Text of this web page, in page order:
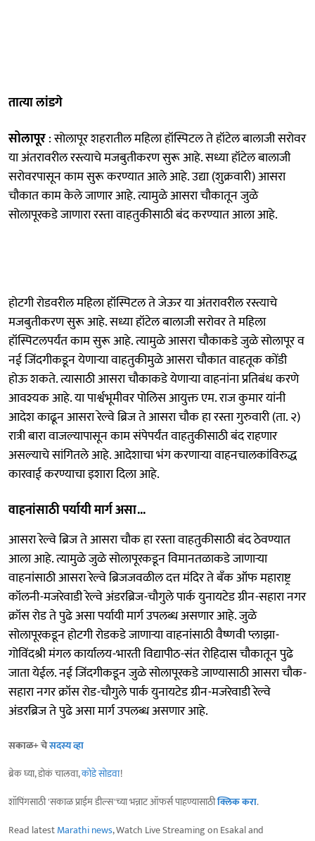
तात्या लांडगे
सोलापूर: सोलापूर शहरातील महिला हॉस्पिटल ते हॉटेल बालाजी सरोवर
या अंतरावरील रस्त्याचे मजबुतीकरण सुरू आहे. सध्या हॉटेल बालाजी
सरोवरपासून काम सुरू करण्यात आले आहे. उद्या (शुक्रवारी) आसरा
चौकात काम केले जाणार आहे. त्यामुळे आसरा चौकातून जुळे
सोलापूरकडे जाणारा रस्ता वाहतुकीसाठी बंद करण्यात आला आहे.
होटगी रोडवरील महिला हॉस्पिटल ते जेऊर या अंतरावरील रस्त्याचे
मजबुतीकरण सुरू आहे. सध्या हॉटेल बालाजी सरोवर ते महिला
हॉस्पिटलपर्यंत काम सुरू आहे. त्यामुळे आसरा चौकाकडे जुळे सोलापूर व
नई जिंदगीकडून येणाऱ्या वाहतुकीमुळे आसरा चौकात वाहतूक कोंडी
होऊ शकते. त्यासाठी आसरा चौकाकडे येणाऱ्या वाहनांना प्रतिबंध करणे
आवश्यक आहे. या पार्श्वभूमीवर पोलिस आयुक्त एम. राज कुमार यांनी
आदेश काढून आसरा रेल्वे ब्रिज ते आसरा चौक हा रस्ता गुरुवारी (ता. २)
रात्री बारा वाजल्यापासून काम संपेपर्यंत वाहतुकीसाठी बंद राहणार
असल्याचे सांगितले आहे. आदेशाचा भंग करणाऱ्या वाहनचालकांविरुद्ध
कारवाई करण्याचा इशारा दिला आहे.
वाहनांसाठी पर्यायी मार्ग असा...
आसरा रेल्वे ब्रिज ते आसरा चौक हा रस्ता वाहतुकीसाठी बंद ठेवण्यात
आला आहे. त्यामुळे जुळे सोलापूरकडून विमानतळाकडे जाणाऱ्या
वाहनांसाठी आसरा रेल्वे ब्रिजजवळील दत्त मंदिर ते बँक ऑफ महाराष्ट्र
कॉलनी-मजरेवाडी रेल्वे अंडरब्रिज-चौगुले पार्क युनायटेड ग्रीन-सहारा नगर
क्रॉस रोड ते पुढे असा पर्यायी मार्ग उपलब्ध असणार आहे. जुळे
सोलापूरकडून होटगी रोडकडे जाणाऱ्या वाहनांसाठी वैष्णवी प्लाझा-
गोविंदश्री मंगल कार्यालय-भारती विद्यापीठ-संत रोहिदास चौकातून पुढे
जाता येईल. नई जिंदगीकडून जुळे सोलापूरकडे जाण्यासाठी आसरा चौक-
सहारा नगर क्रॉस रोड-चौगुले पार्क युनायटेड ग्रीन-मजरेवाडी रेल्वे
अंडरब्रिज ते पुढे असा मार्ग उपलब्ध असणार आहे.
सकाळ+ चेसदस्य व्हा
ब्रेक घ्या, डोकं चालवा,कोडे सोडवा!
शॉपिंगसाठी 'सकाळ प्राईम डील्स'च्या भन्नाट ऑफर्स पाहण्यासाठीक्लिक करा.
Read latestMarathi news, Watch Live Streaming on Esakal and